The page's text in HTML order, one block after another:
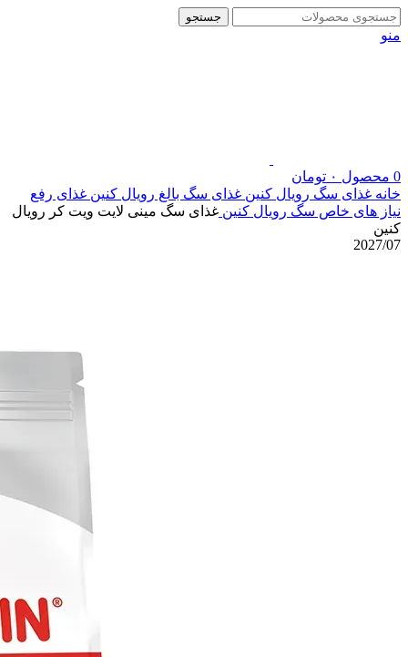
جستجو
منو
0 محصول ۰ تومان
خانه غذای سگ رویال کنین غذای سگ بالغ رویال کنین غذای رفع
نیاز های خاص سگ رویال کنین غذای سگ مینی لایت ویت کر رویال
کنین
2027/07